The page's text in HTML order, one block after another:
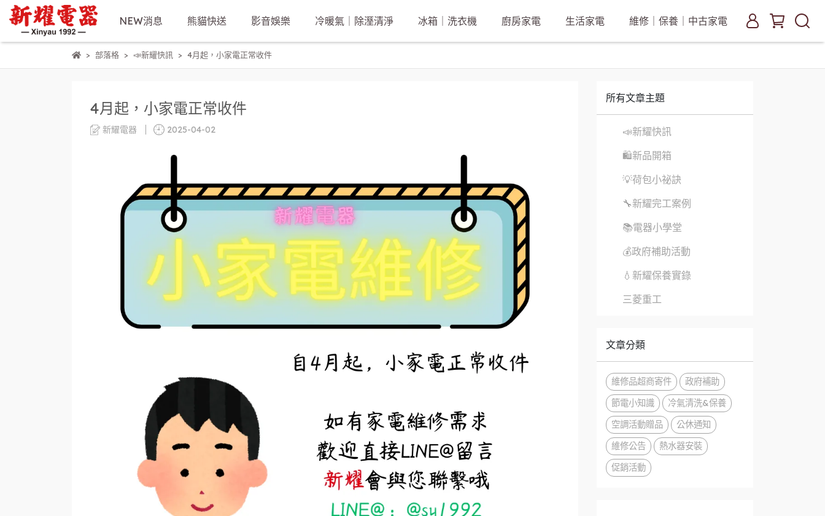
NEW消息 熊貓快送 影音娛樂 冷暖氣｜除溼清淨 冰箱｜洗衣機 廚房家電 生活家電 維修｜保養｜中古家電
部落格 📣新耀快訊 4月起，小家電正常收件
4月起，小家電正常收件
新耀電器 2025-04-02
所有文章主題
📣新耀快訊
🛍新品開箱
💡荷包小祕訣
🔧新耀完工案例
📚電器小學堂
💰政府補助活動
💧新耀保養實錄
三菱重工
文章分類
維修品超商寄件
政府補助
節電小知識
冷氣清洗&保養
空調活動贈品
公休通知
維修公告
熱水器安裝
促銷活動